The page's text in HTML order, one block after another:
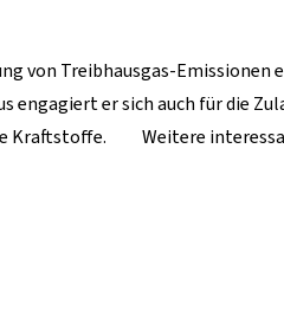
von Treibhausgas-Emissionen
engagiert er sich auch für die
Kraftstoffe. Weitere